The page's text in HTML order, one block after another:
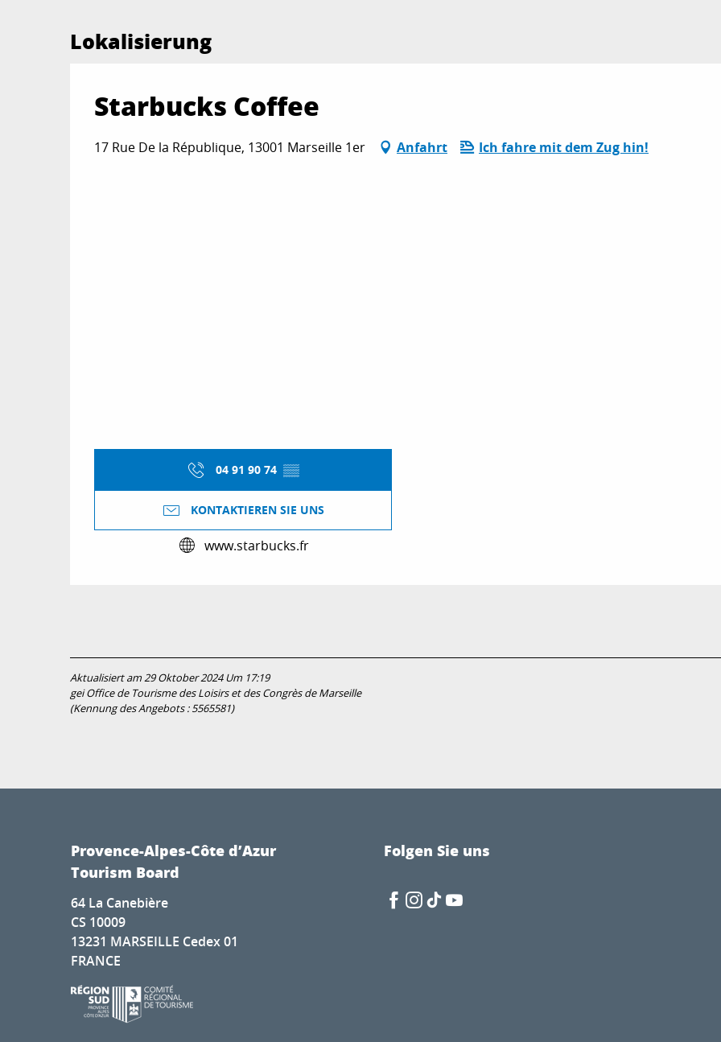
Lokalisierung
Starbucks Coffee
17 Rue De la République, 13001 Marseille 1er Anfahrt Ich fahre mit dem Zug hin!
04 91 90 74 ▒▒
KONTAKTIEREN SIE UNS
www.starbucks.fr
Aktualisiert am 29 Oktober 2024 Um 17:19
gei Office de Tourisme des Loisirs et des Congrès de Marseille
(Kennung des Angebots :5565581)
Provence-Alpes-Côte d’Azur
Tourism Board
64 La Canebière
CS 10009
13231 MARSEILLE Cedex 01
FRANCE
Folgen Sie uns